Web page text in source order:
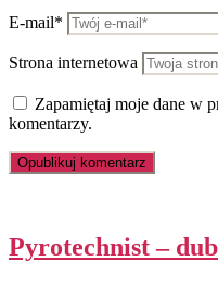
E-mail*
Strona internetowa
Zapamiętaj moje dane w
komentarzy.
Pyrotechnist –